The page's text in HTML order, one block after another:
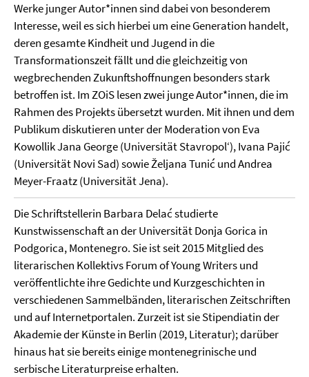
Werke junger Autor*innen sind dabei von besonderem
Interesse, weil es sich hierbei um eine Generation handelt,
deren gesamte Kindheit und Jugend in die
Transformationszeit fällt und die gleichzeitig von
wegbrechenden Zukunftshoffnungen besonders stark
betroffen ist. Im ZOiS lesen zwei junge Autor*innen, die im
Rahmen des Projekts übersetzt wurden. Mit ihnen und dem
Publikum diskutieren unter der Moderation von Eva
Kowollik Jana George (Universität Stavropol‘), Ivana Pajić
(Universität Novi Sad) sowie Željana Tunić und Andrea
Meyer-Fraatz (Universität Jena).
Die Schriftstellerin Barbara Delać studierte
Kunstwissenschaft an der Universität Donja Gorica in
Podgorica, Montenegro. Sie ist seit 2015 Mitglied des
literarischen Kollektivs Forum of Young Writers und
veröffentlichte ihre Gedichte und Kurzgeschichten in
verschiedenen Sammelbänden, literarischen Zeitschriften
und auf Internetportalen. Zurzeit ist sie Stipendiatin der
Akademie der Künste in Berlin (2019, Literatur); darüber
hinaus hat sie bereits einige montenegrinische und
serbische Literaturpreise erhalten.